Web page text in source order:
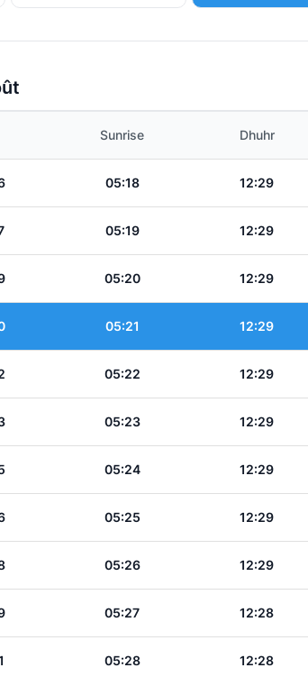
Sunrise Dhuhr
05:18 12:29
05:19 12:29
05:20 12:29
05:21 12:29
05:22 12:29
05:23 12:29
05:24 12:29
05:25 12:29
05:26 12:29
05:27 12:28
05:28 12:28